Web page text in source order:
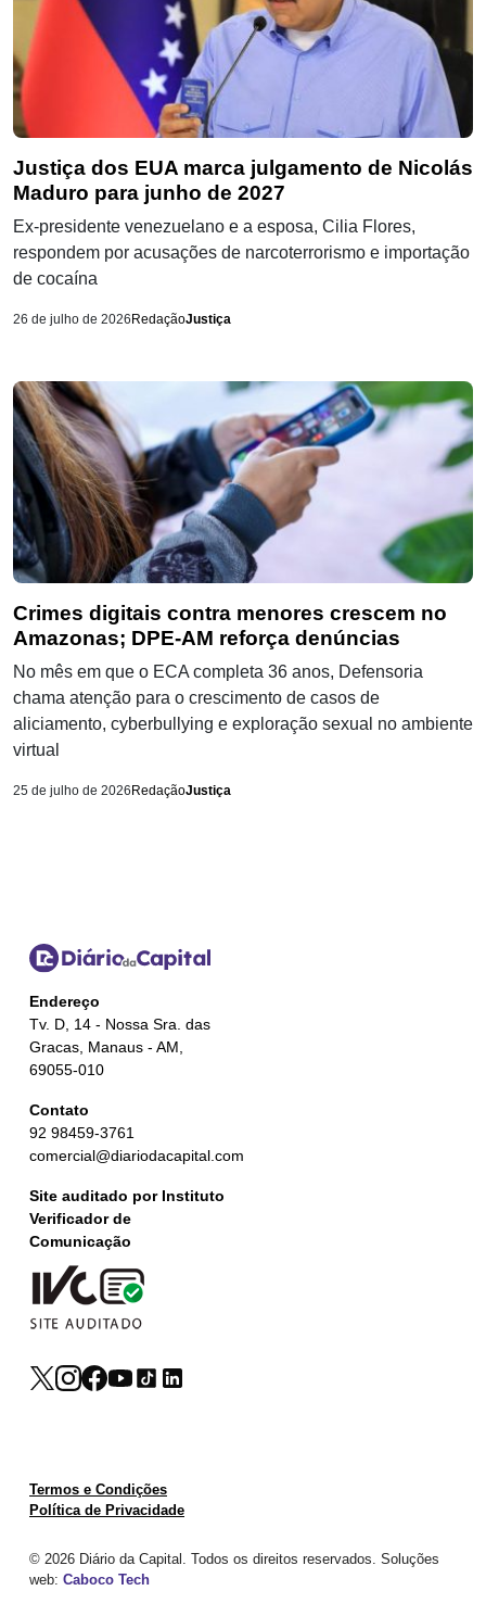
Justiça dos EUA marca julgamento de Nicolás
Maduro para junho de 2027
Ex-presidente venezuelano e a esposa, Cilia Flores,
respondem por acusações de narcoterrorismo e importação
de cocaína
26 de julho de 2026 RedaçãoJustiça
Crimes digitais contra menores crescem no
Amazonas; DPE-AM reforça denúncias
No mês em que o ECA completa 36 anos, Defensoria
chama atenção para o crescimento de casos de
aliciamento, cyberbullying e exploração sexual no ambiente
virtual
25 de julho de 2026 RedaçãoJustiça
Endereço
Tv. D, 14 - Nossa Sra. das
Gracas, Manaus - AM,
69055-010
Contato
92 98459-3761
comercial@diariodacapital.com
Site auditado por Instituto
Verificador de
Comunicação
© 2026 Diário da Capital. Todos os direitos reservados. Soluções
web: Caboco Tech
Termos e Condições
Política de Privacidade